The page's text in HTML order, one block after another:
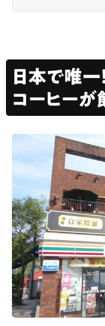
日本で唯一
コーヒーが